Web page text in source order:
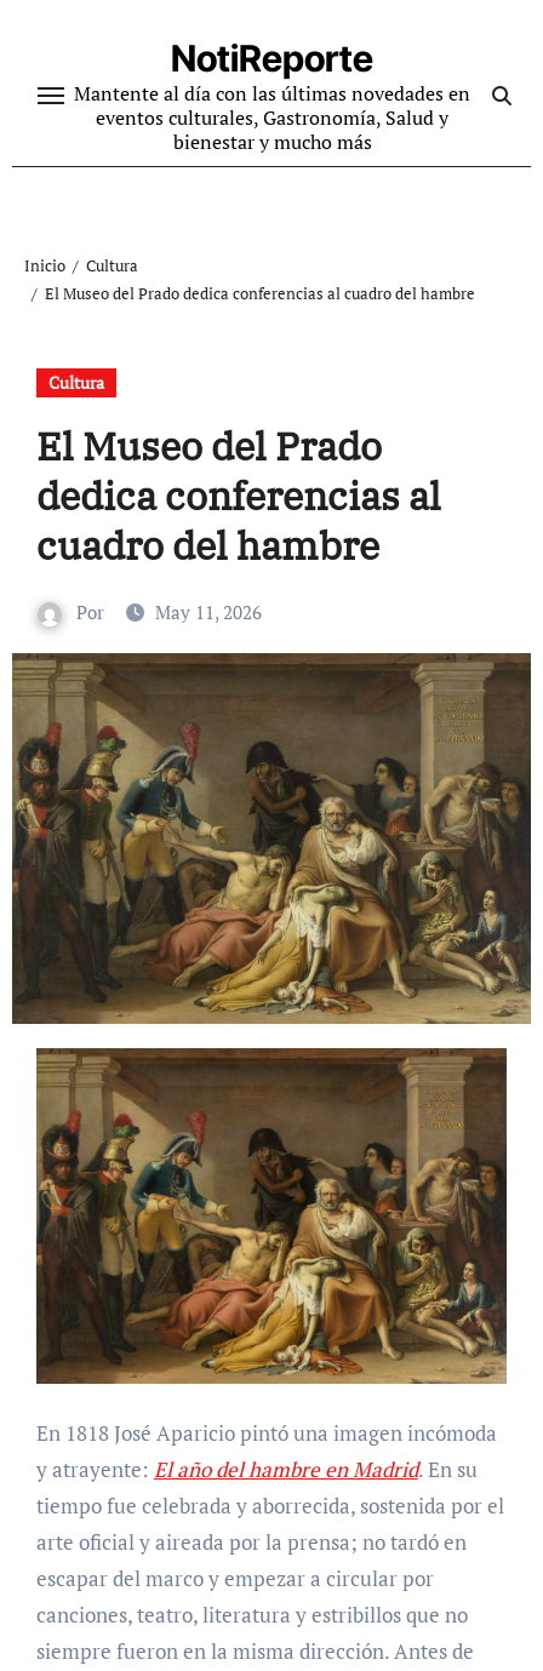
contenido
NotiReporte
Mantente al día con las últimas novedades en
eventos culturales, Gastronomía, Salud y
bienestar y mucho más
Inicio
Cultura
El Museo del Prado dedica conferencias al cuadro del hambre
Cultura
El Museo del Prado
dedica conferencias al
cuadro del hambre
Por May 11, 2026
En 1818 José Aparicio pintó una imagen incómoda
y atrayente: El año del hambre en Madrid. En su
tiempo fue celebrada y aborrecida, sostenida por el
arte oficial y aireada por la prensa; no tardó en
escapar del marco y empezar a circular por
canciones, teatro, literatura y estribillos que no
siempre fueron en la misma dirección. Antes de